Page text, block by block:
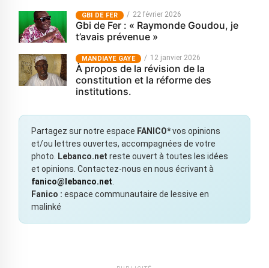
GBI DE FER 22 février 2026
Gbi de Fer : « Raymonde Goudou, je
t’avais prévenue »
MANDIAYE GAYE 12 janvier 2026
À propos de la révision de la
constitution et la réforme des
institutions.
Partagez sur notre espace FANICO*vos opinions
et/ou lettres ouvertes, accompagnées de votre
photo.
Lebanco.net reste ouvert à toutes les idées
et opinions. Contactez-nous en nous écrivant à
fanico@lebanco.net
Fanico : espace communautaire de lessive en
malinké